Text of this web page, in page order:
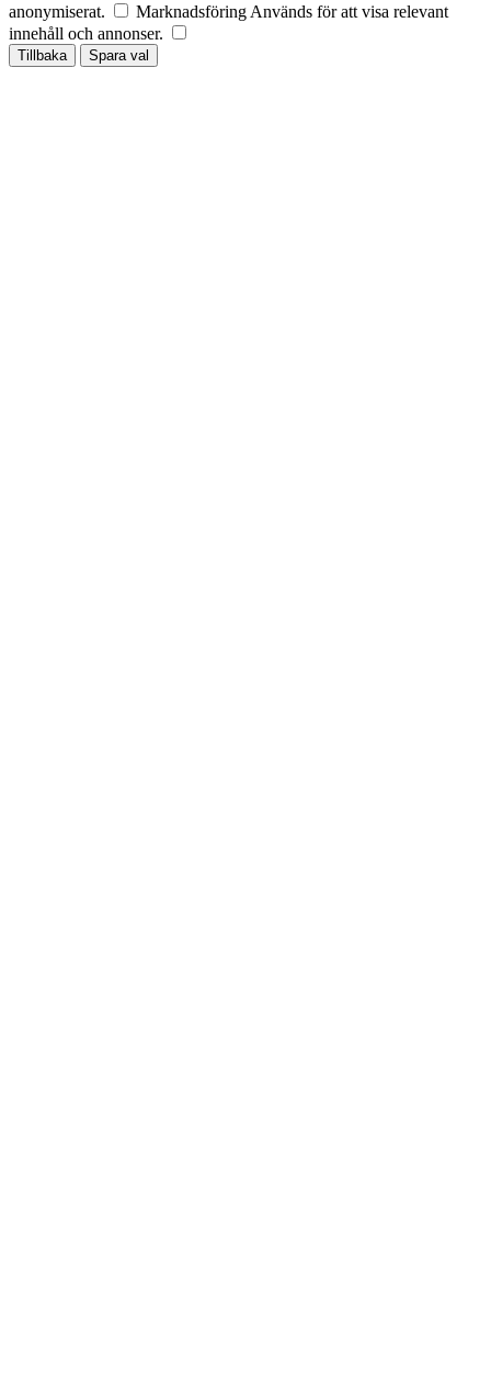
anonymiserat. Marknadsföring Används för att visa relevant
innehåll och annonser.
Tillbaka Spara val